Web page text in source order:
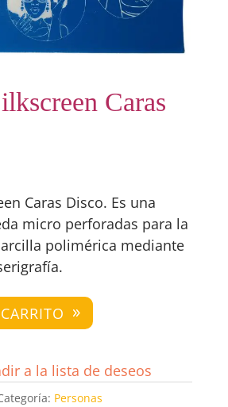
Caras
Caras Disco. Es una
micro perforadas para la
polimérica mediante
a la lista de deseos
Personas